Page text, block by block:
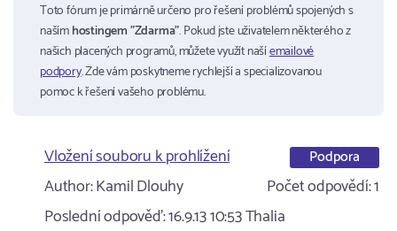
Toto fórum je primárně určeno pro řešení problémů spojených s
našímhostingem "Zdarma". Pokud jste uživatelem některého z
našich placených programů, můžete využít našíemailové
podpory. Zde vám poskytneme rychlejší a specializovanou
pomoc k řešení vašeho problému.
Vložení souboru k prohlížení Podpora
Author:Kamil Dlouhy Počet odpovědí:1
Poslední odpověď:16.9.13 10:53Thalia